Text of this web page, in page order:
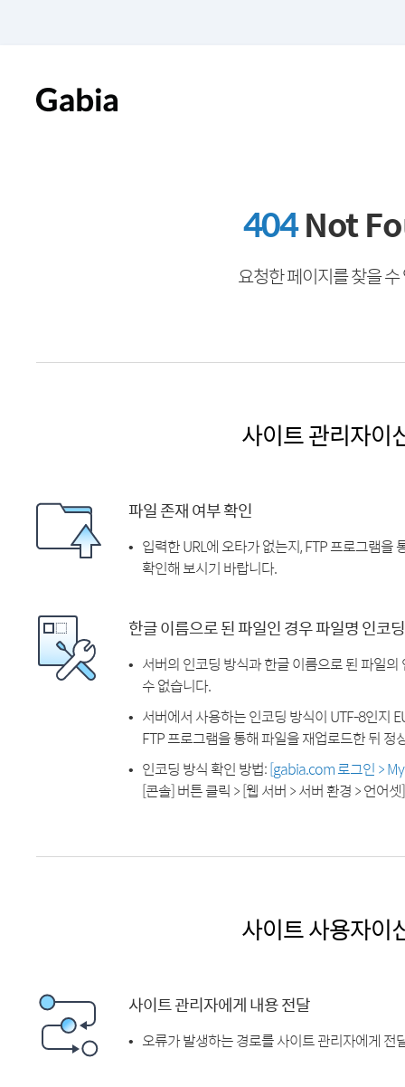
404Not
요청한 페이지를 찾을
사이트 관리자이
파일 존재 여부 확인
입력한 URL에 오타가 없는지, FTP 프로그램
확인해 보시기 바랍니다.
한글 이름으로 된 파일인 경우 파일명 인코
서버의 인코딩 방식과 한글 이름으로 된 파일
수 없습니다.
서버에서 사용하는 인코딩 방식이 UTF-8인지
FTP 프로그램을 통해 파일을 재업로드한 뒤
인코딩 방식 확인 방법:[gabia.com 로그인 >
[콘솔] 버튼 클릭 > [웹 서버 > 서버 환경 > 언어
사이트 사용자이
사이트 관리자에게 내용 전달
오류가 발생하는 경로를 사이트 관리자에게 전